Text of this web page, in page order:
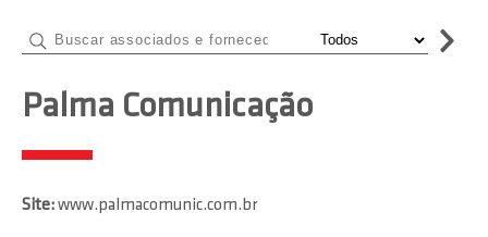
Palma Comunicação
Site:www.palmacomunic.com.br